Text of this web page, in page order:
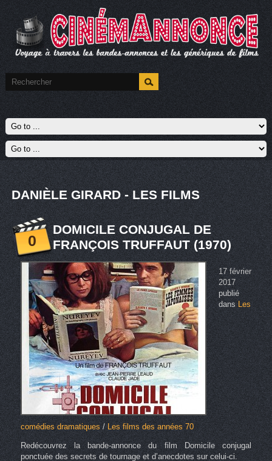
DANIÈLE GIRARD - LES FILMS
0
DOMICILE CONJUGAL DE
FRANÇOIS TRUFFAUT (1970)
17 février
2017
publié
dansLes
comédies dramatiques/ Les films des années 70
Redécouvrez la bande-annonce du film Domicile conjugal
ponctuée des secrets de tournage et d’anecdotes sur celui-ci.